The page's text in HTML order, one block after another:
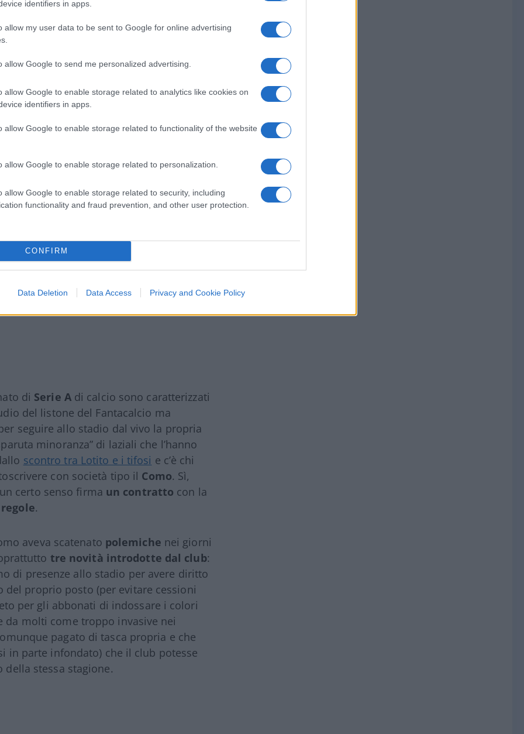
identifiers in apps.
allow my user data to be sent to Google for online advertising
allow Google to send me personalized advertising.
allow Google to enable storage related to analytics like cookies on
identifiers in apps.
allow Google to enable storage related to functionality of the website
allow Google to enable storage related to personalization.
allow Google to enable storage related to security, including
functionality and fraud prevention, and other user protection.
CONFIRM
Data Deletion Data Access Privacy and Cookie Policy
di Serie Adi calcio sono caratterizzati
del listone del Fantacalcio ma
seguire allo stadio dal vivo la propria
minoranza” di laziali che l’hanno
scontro tra Lotito e i tifosi e c’è chi
con società tipo il Como. Sì,
certo senso firma un contratto con la
.
aveva scatenato polemiche nei giorni
tre novità introdotte dal club:
di presenze allo stadio per avere diritto
proprio posto (per evitare cessioni
per gli abbonati di indossare i colori
da molti come troppo invasive nei
pagato di tasca propria e che
in parte infondato) che il club potesse
della stessa stagione.